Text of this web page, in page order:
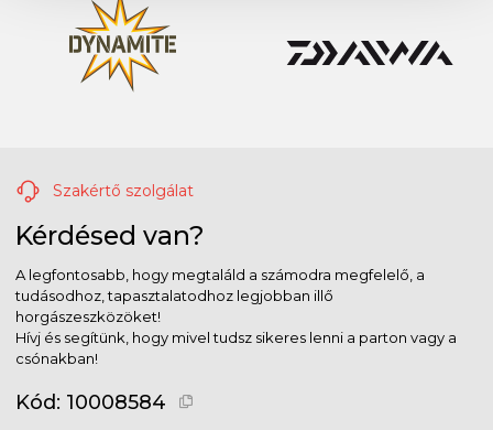
Szakértő szolgálat
Kérdésed van?
A legfontosabb, hogy megtaláld a számodra megfelelő, a
tudásodhoz, tapasztalatodhoz legjobban illő
horgászeszközöket!
Hívj és segítünk, hogy mivel tudsz sikeres lenni a parton vagy a
csónakban!
Kód: 10008584